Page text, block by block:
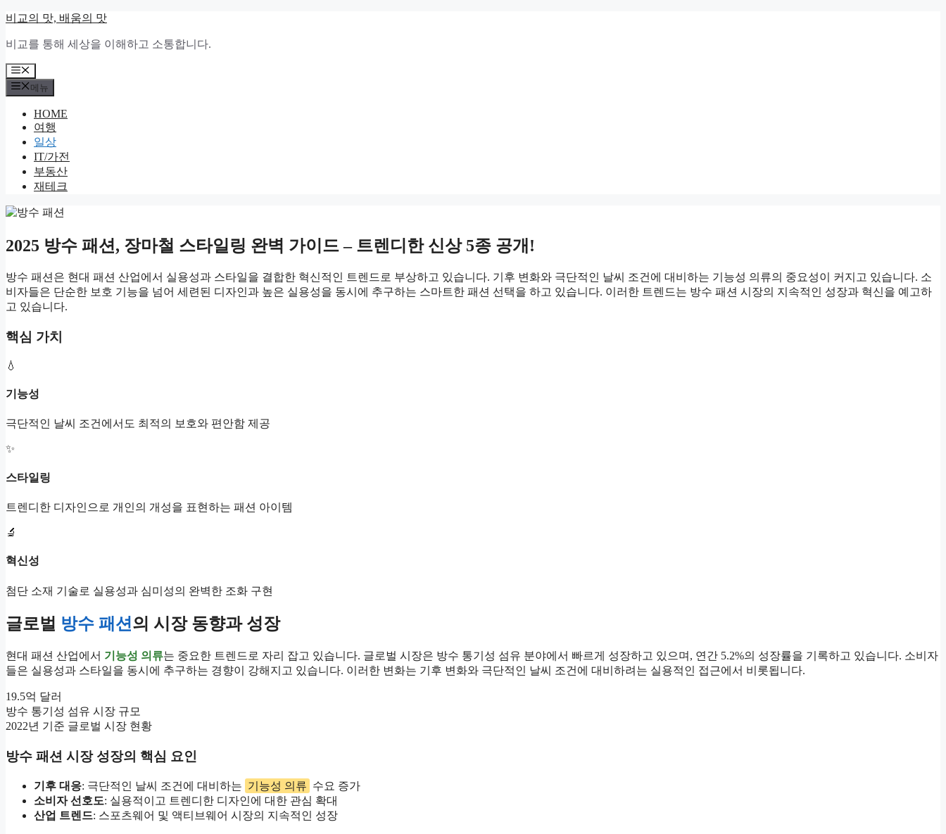
컨
츠
로
건
너
비교의 맛, 배움의 맛
비교를 통해 세상을 이해하고 소통합니다.
메
뉴
메뉴
HOME
여행
일상
IT/가전
부동산
재테크
2025 방수 패션, 장마철 스타일링 완벽 가이드 – 트렌디한 신상 5종 공개!
방수 패션은 현대 패션 산업에서 실용성과 스타일을 결합한 혁신적인 트렌드로 부상하고 있습니다. 기후 변화와 극단적인 날씨 조건에 대비하는 기능성 의류의 중요성이 커지고 있습니다. 소
비자들은 단순한 보호 기능을 넘어 세련된 디자인과 높은 실용성을 동시에 추구하는 스마트한 패션 선택을 하고 있습니다. 이러한 트렌드는 방수 패션 시장의 지속적인 성장과 혁신을 예고하
고 있습니다.
핵심 가치
💧
기능성
극단적인 날씨 조건에서도 최적의 보호와 편안함 제공
✨
스타일링
트렌디한 디자인으로 개인의 개성을 표현하는 패션 아이템
🔬
혁신성
첨단 소재 기술로 실용성과 심미성의 완벽한 조화 구현
글로벌 방수 패션의 시장 동향과 성장
현대 패션 산업에서 기능성 의류는 중요한 트렌드로 자리 잡고 있습니다. 글로벌 시장은 방수 통기성 섬유 분야에서 빠르게 성장하고 있으며, 연간 5.2%의 성장률을 기록하고 있습니다. 소비자
들은 실용성과 스타일을 동시에 추구하는 경향이 강해지고 있습니다. 이러한 변화는 기후 변화와 극단적인 날씨 조건에 대비하려는 실용적인 접근에서 비롯됩니다.
19.5억 달러
방수 통기성 섬유 시장 규모
2022년 기준 글로벌 시장 현황
방수 패션 시장 성장의 핵심 요인
기후 대응: 극단적인 날씨 조건에 대비하는 기능성 의류 수요 증가
소비자 선호도: 실용적이고 트렌디한 디자인에 대한 관심 확대
산업 트렌드: 스포츠웨어 및 액티브웨어 시장의 지속적인 성장